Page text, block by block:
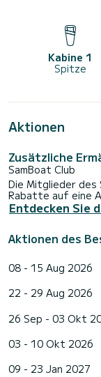
Kabine 1
Spitze
Aktionen
Zusätzliche
SamBoat Club
Die Mitglieder des
Rabatte auf eine
Entdecken Sie
Aktionen des
08 - 15 Aug 2026
22 - 29 Aug 2026
26 Sep - 03 Okt
03 - 10 Okt 2026
09 - 23 Jan 2027